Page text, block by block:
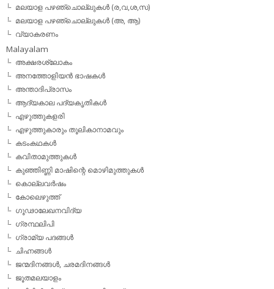
മലയാള പഴഞ്ചൊല്ലുകള്‍ (ര,വ,ശ,സ)
മലയാള പഴഞ്ചൊല്ലുകൾ (അ, ആ)
വ്യാകരണം
Malayalam
അക്ഷരശ്ലോകം
അനത്തോളിയന്‍ ഭാഷകള്‍
അന്താദിപ്രാസം
ആദ്യകാല പദ്യകൃതികള്‍
എഴുത്തുകളരി
എഴുത്തുകാരും തൂലികാനാമവും
കടംകഥകള്‍
കവിതാമുത്തുകള്‍
കുഞ്ഞിണ്ണി മാഷിന്റെ മൊഴിമുത്തുകള്‍
കൊല്ലവര്‍ഷം
കോലെഴുത്ത്
ഗൂഢാലേഖനവിദ്യ
ഗ്രന്ഥലിപി
ഗ്രാമ്യ പദങ്ങള്‍
ചിഹ്നങ്ങള്‍
ജന്മദിനങ്ങള്‍, ചരമദിനങ്ങള്‍
ജൂതമലയാളം